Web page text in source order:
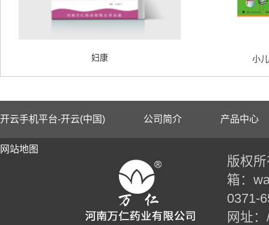
妇康 小
开云手机平台-开云(中国) 公司简介 产品中心
网站地图
版权
箱：
0371-
网址